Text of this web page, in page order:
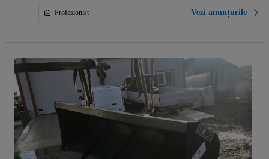
Profesionist Vezi anunțurile